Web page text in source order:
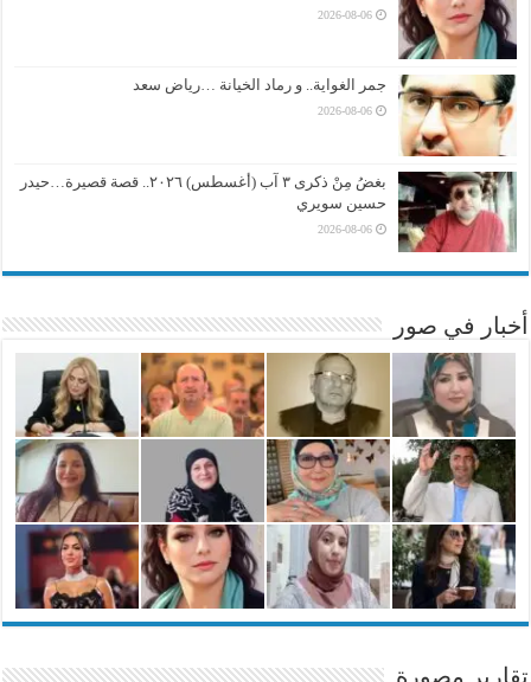
2026-08-06
جمر الغواية.. و رماد الخيانة …رياض سعد
2026-08-06
بغضُ مِنْ ذكرى ٣ آب (أغسطس) ٢٠٢٦.. قصة قصيرة…حيدر
حسين سويري
2026-08-06
أخبار في صور
تقارير مصورة